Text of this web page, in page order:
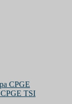
CPGE
TSI